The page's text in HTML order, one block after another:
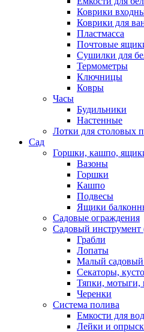
Коврики
Коврики для
Пластмасса
Почтовые
Сушилки для
Термометры
Ключницы
Ковры
Часы
Будильники
Настенные
Лотки для столовых
Сад
Горшки, кашпо,
Вазоны
Горшки
Кашпо
Подвесы
Ящики
Садовые ограждения
Садовый инструмент
Грабли
Лопаты
Малый садовый
Секаторы,
Тяпки, мотыги,
Черенки
Система полива
Емкости для
Лейки и